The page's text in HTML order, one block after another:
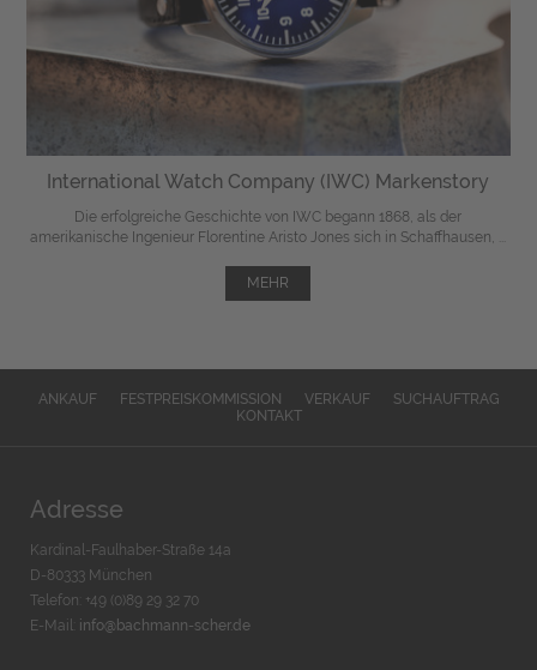
International Watch Company (IWC) Markenstory
Die erfolgreiche Geschichte von IWC begann 1868, als der
amerikanische Ingenieur Florentine Aristo Jones sich in Schaffhausen, ...
MEHR
ANKAUF FESTPREISKOMMISSION VERKAUF
SUCHAUFTRAG
KONTAKT
Adresse
Kardinal-Faulhaber-Straße 14a
D-80333 München
Telefon: +49 (0)89 29 32 70
E-Mail: info@bachmann-scher.de